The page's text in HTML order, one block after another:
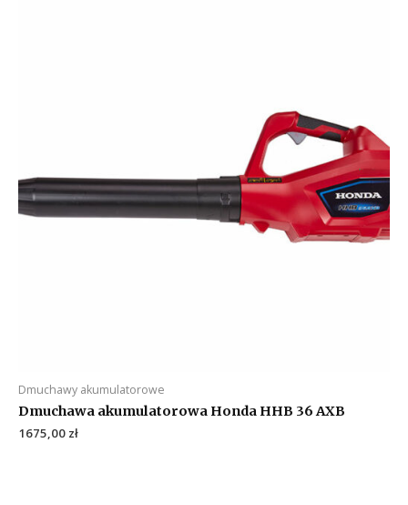
Dmuchawy akumulatorowe
Dmuchawa akumulatorowa Honda HHB 36 AXB
1675,00 zł